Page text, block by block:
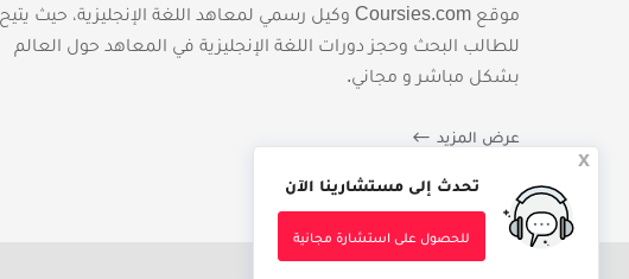
موقع Coursies.com وكيل رسمي لمعاهد اللغة الإنجليزية، حيث يتيح
للطالب البحث وحجز دورات اللغة الإنجليزية في المعاهد حول العالم
بشكل مباشر و مجاني.
عرض المزيد
تحدث إلى مستشارينا الآن
للحصول على استشارة مجانية
x